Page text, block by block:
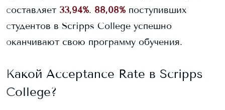
составляет 33,94%. 88,08% поступивших
студентов в Scripps College успешно
оканчивают свою программу обучения.
Какой Acceptance Rate в Scripps
College?